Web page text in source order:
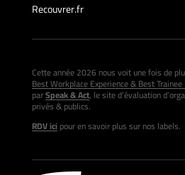
Recouvrer.fr
Cette année 2026 nous voit une fois de
Best Workplace Experience & Best
parSpeak & Act, le site d’évaluation
privés & publics.
RDV icipour en savoir plus sur nos labels.